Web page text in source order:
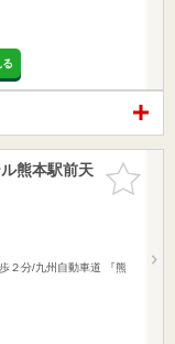
お気に入
りに追加
熊本駅前天
２分/九州自動車道 『熊